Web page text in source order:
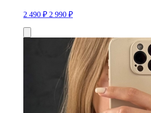
2 490 ₽ 2 990 ₽